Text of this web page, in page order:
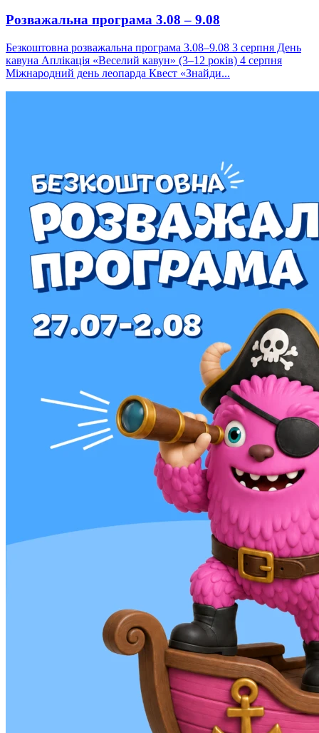
Розважальна програма 3.08 – 9.08
Безкоштовна розважальна програма 3.08–9.08 3 серпня День
кавуна Аплікація «Веселий кавун» (3–12 років) 4 серпня
Міжнародний день леопарда Квест «Знайди...